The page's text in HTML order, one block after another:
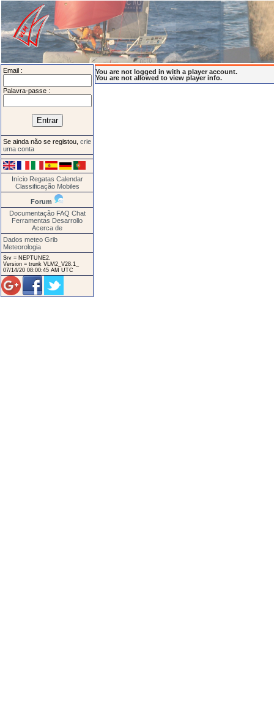
Email :
Palavra-passe :
Se ainda não se registou, crie
uma conta
Início Regatas Calendar
Classificação Mobiles
Forum
Documentação FAQ Chat
Ferramentas Desarrollo
Acerca de
Dados meteo Grib
Meteorologia
Srv = NEPTUNE2.
Version = trunk VLM2_V28.1_
07/14/20 08:00:45 AM UTC
You are not logged in with a player account.
You are not allowed to view player info.